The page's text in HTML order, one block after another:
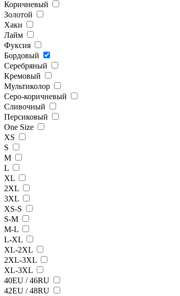
Коричневый
Золотой
Хаки
Лайм
Фуксия
Бордовый
Серебряный
Кремовый
Мультиколор
Серо-коричневый
Сливочный
Персиковый
One Size
XS
S
M
L
XL
2XL
3XL
XS-S
S-M
M-L
L-XL
XL-2XL
2XL-3XL
XL-3XL
40EU / 46RU
42EU / 48RU